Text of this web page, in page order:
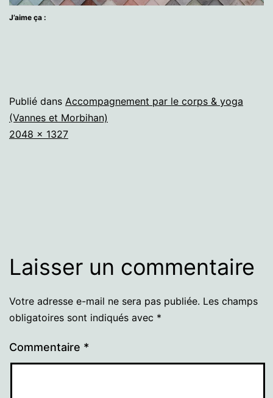
J’aime ça :
Publié dans Accompagnement par le corps & yoga
(Vannes et Morbihan)
Taille
2048 × 1327
Laisser un commentaire
Votre adresse e-mail ne sera pas publiée. Les champs
obligatoires sont indiqués avec *
Commentaire *